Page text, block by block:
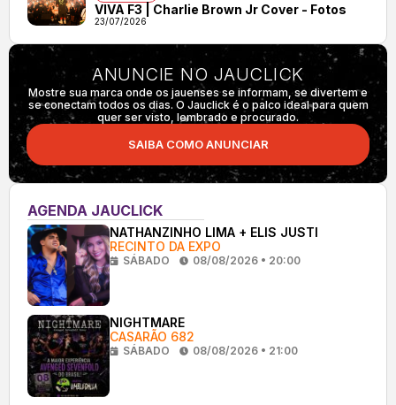
VIVA F3 | Charlie Brown Jr Cover - Fotos
23/07/2026
ANUNCIE NO JAUCLICK
Mostre sua marca onde os jauenses se informam, se divertem e
se conectam todos os dias. O Jauclick é o palco ideal para quem
quer ser visto, lembrado e procurado.
SAIBA COMO ANUNCIAR
AGENDA JAUCLICK
NATHANZINHO LIMA + ELIS JUSTI
RECINTO DA EXPO
SÁBADO 08/08/2026 • 20:00
NIGHTMARE
CASARÃO 682
SÁBADO 08/08/2026 • 21:00